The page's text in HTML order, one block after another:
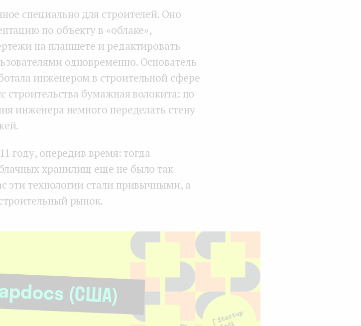
специально для строителей. Оно
по объекту в «облаке»,
на планшете и редактировать
одновременно. Основатель
инженером в строительной сфере
строительства бумажная волокита: по
инженера немного переделать стену
году, опередив время: тогда
хранилищ еще не было так
эти технологии стали привычными, а
рынок.